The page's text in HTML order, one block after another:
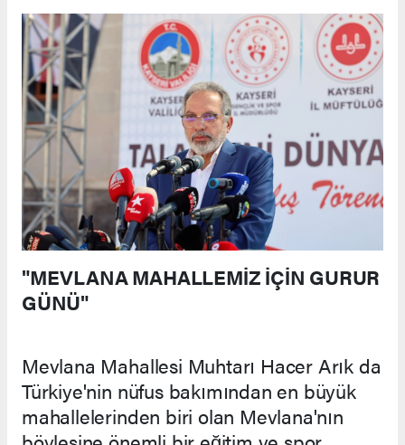
"MEVLANA MAHALLEMİZ İÇİN GURUR
GÜNÜ"
Mevlana Mahallesi Muhtarı Hacer Arık da
Türkiye'nin nüfus bakımından en büyük
mahallelerinden biri olan Mevlana'nın